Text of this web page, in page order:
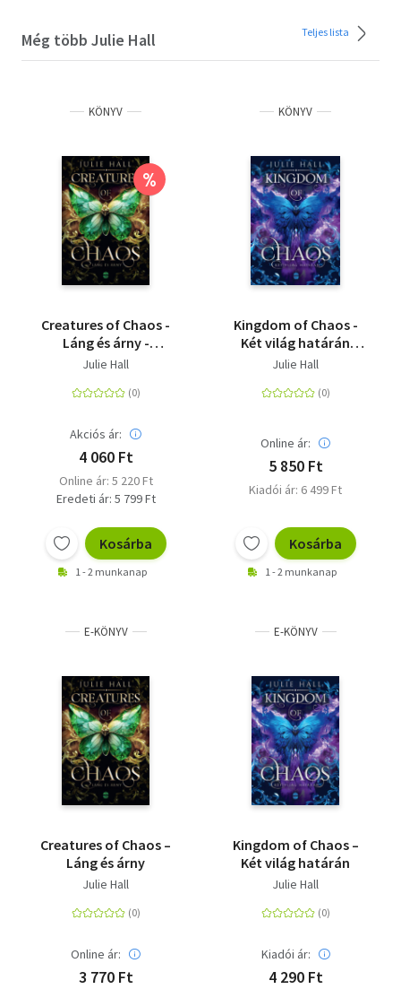
Még több Julie Hall Teljes lista
KÖNYV
%
Creatures of Chaos -
Láng és árny -
(Különleges kiadás)
Julie Hall
Akciós ár:
4 060 Ft
Online ár: 5 220 Ft
Eredeti ár: 5 799 Ft
Kosárba
1 - 2 munkanap
KÖNYV
Kingdom of Chaos -
Két világ határán
(Különleges kiadás)
Julie Hall
Online ár:
5 850 Ft
Kiadói ár: 6 499 Ft
Kosárba
1 - 2 munkanap
E-KÖNYV
Creatures of Chaos –
Láng és árny
Julie Hall
Online ár:
3 770 Ft
E-KÖNYV
Kingdom of Chaos –
Két világ határán
Julie Hall
Kiadói ár:
4 290 Ft